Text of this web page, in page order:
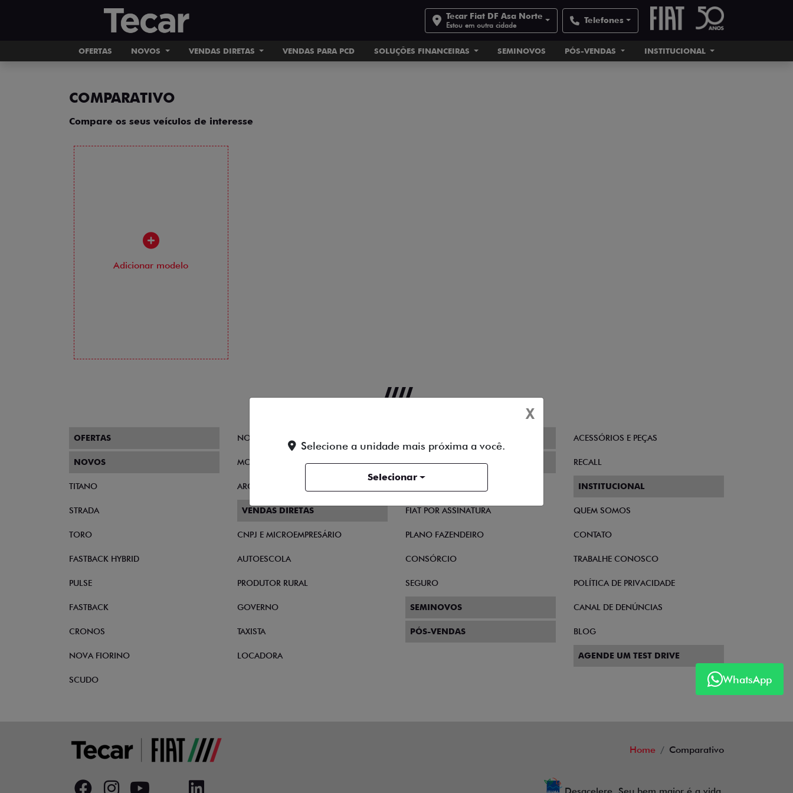
Tecar Fiat DF Asa Norte
Estou em outra cidade Telefones
OFERTAS NOVOS VENDAS DIRETAS VENDAS PARA PCD SOLUÇÕES FINANCEIRAS SEMINOVOS PÓS-VENDAS INSTITUCIONAL
COMPARATIVO
Compare os seus veículos de interesse
Adicionar modelo
WhatsApp
OFERTAS
NOVOS
TITANO
STRADA
TORO
FASTBACK HYBRID
PULSE
FASTBACK
CRONOS
NOVA FIORINO
SCUDO
NOVO DUCATO
MOBI
ARGO
VENDAS DIRETAS
CNPJ E MICROEMPRESÁRIO
AUTOESCOLA
PRODUTOR RURAL
GOVERNO
TAXISTA
LOCADORA
SOLUÇÕES FINANCEIRAS
FIAT POR ASSINATURA
PLANO FAZENDEIRO
CONSÓRCIO
SEGURO
SEMINOVOS
PÓS-VENDAS
ACESSÓRIOS E PEÇAS
RECALL
INSTITUCIONAL
QUEM SOMOS
CONTATO
TRABALHE CONOSCO
POLÍTICA DE PRIVACIDADE
CANAL DE DENÚNCIAS
BLOG
AGENDE UM TEST DRIVE
Home Comparativo
X
Selecione a unidade mais próxima a você.
Selecionar